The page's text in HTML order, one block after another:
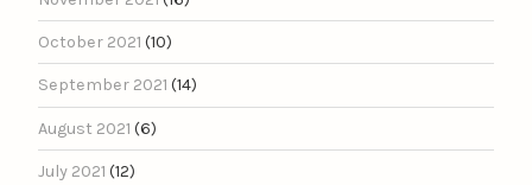
October 2021 (10)
September 2021 (14)
August 2021 (6)
July 2021 (12)